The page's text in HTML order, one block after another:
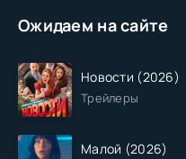
Ожидаем на сайте
Новости (2026)
Трейлеры
Малой (2026)